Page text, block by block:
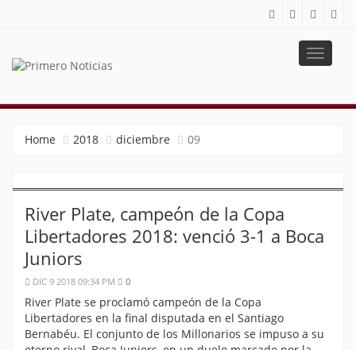
Toggle
Home 2018 diciembre 09
River Plate, campeón de la Copa
Libertadores 2018: venció 3-1 a Boca
Juniors
DIC 9 2018 09:34 PM 0
River Plate se proclamó campeón de la Copa
Libertadores en la final disputada en el Santiago
Bernabéu. El conjunto de los Millonarios se impuso a su